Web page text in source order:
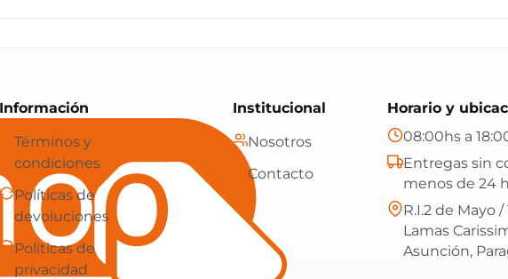
en Paraguay: tecnología, hogar y más, con envíos gratis en
Información
Términos y
condiciones
Políticas de
devoluciones
Politicas de
privacidad
Institucional
Nosotros
Contacto
Horario y
08:00hs a
Entregas sin
menos de 24
R.I.2 de Mayo /
Lamas
Asunción,